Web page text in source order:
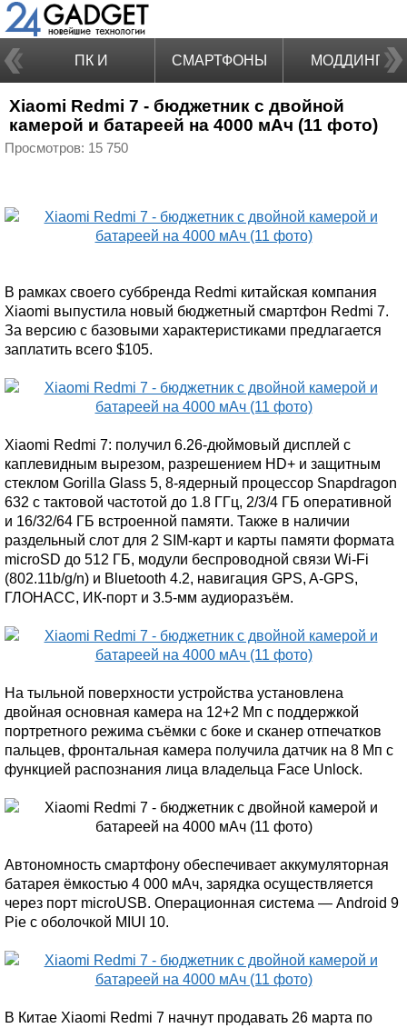
ПК И
НОУТБУКИ
СМАРТФОНЫ МОДДИНГ
Xiaomi Redmi 7 - бюджетник с двойной
камерой и батареей на 4000 мАч (11 фото)
Просмотров: 15 750
В рамках своего суббренда Redmi китайская компания
Xiaomi выпустила новый бюджетный смартфон Redmi 7.
За версию с базовыми характеристиками предлагается
заплатить всего $105.
Xiaomi Redmi 7: получил 6.26-дюймовый дисплей с
каплевидным вырезом, разрешением HD+ и защитным
стеклом Gorilla Glass 5, 8-ядерный процессор Snapdragon
632 с тактовой частотой до 1.8 ГГц, 2/3/4 ГБ оперативной
и 16/32/64 ГБ встроенной памяти. Также в наличии
раздельный слот для 2 SIM-карт и карты памяти формата
microSD до 512 ГБ, модули беспроводной связи Wi-Fi
(802.11b/g/n) и Bluetooth 4.2, навигация GPS, A-GPS,
ГЛОНАСС, ИК-порт и 3.5-мм аудиоразъём.
На тыльной поверхности устройства установлена
двойная основная камера на 12+2 Мп с поддержкой
портретного режима съёмки с боке и сканер отпечатков
пальцев, фронтальная камера получила датчик на 8 Мп с
функцией распознания лица владельца Face Unlock.
Автономность смартфону обеспечивает аккумуляторная
батарея ёмкостью 4 000 мАч, зарядка осуществляется
через порт microUSB. Операционная система — Android 9
Pie с оболочкой MIUI 10.
В Китае Xiaomi Redmi 7 начнут продавать 26 марта по